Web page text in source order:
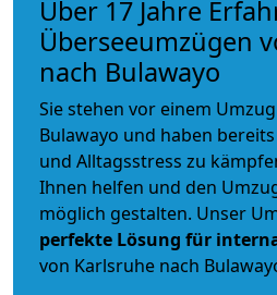
Über 17 Jahre
Überseeumzügen
nach Bulawayo
Sie stehen vor einem
Bulawayo und haben
und Alltagsstress zu
Ihnen helfen und den
möglich gestalten. Unser
perfekte Lösung für
von Karlsruhe nach